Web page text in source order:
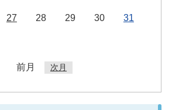
27 28 29 30 31
前月 次月